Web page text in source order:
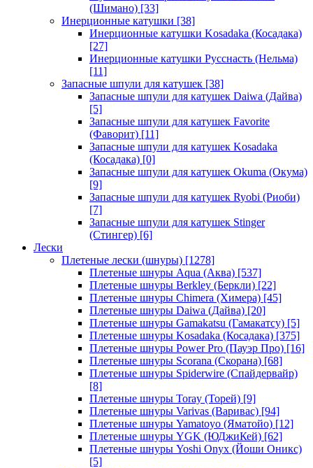
(Шимано) [33]
Инерционные катушки [38]
Инерционные катушки Kosadaka (Косадака)
[27]
Инерционные катушки Русснасть (Нельма)
[11]
Запасные шпули для катушек [38]
Запасные шпули для катушек Daiwa (Дайва)
[5]
Запасные шпули для катушек Favorite
(Фаворит) [11]
Запасные шпули для катушек Kosadaka
(Косадака) [0]
Запасные шпули для катушек Okuma (Окума)
[9]
Запасные шпули для катушек Ryobi (Риоби)
[7]
Запасные шпули для катушек Stinger
(Стингер) [6]
Лески
Плетеные лески (шнуры) [1278]
Плетеные шнуры Aqua (Аква) [537]
Плетеные шнуры Berkley (Беркли) [22]
Плетеные шнуры Chimera (Химера) [45]
Плетеные шнуры Daiwa (Дайва) [20]
Плетеные шнуры Gamakatsu (Гамакатсу) [5]
Плетеные шнуры Kosadaka (Косадака) [375]
Плетеные шнуры Power Pro (Пауэр Про) [16]
Плетеные шнуры Scorana (Скорана) [68]
Плетеные шнуры Spiderwire (Спайдервайр)
[8]
Плетеные шнуры Toray (Торей) [9]
Плетеные шнуры Varivas (Варивас) [94]
Плетеные шнуры Yamatoyo (Яматойо) [12]
Плетеные шнуры YGK (ЮДжиКей) [62]
Плетеные шнуры Yoshi Onyx (Йоши Оникс)
[5]